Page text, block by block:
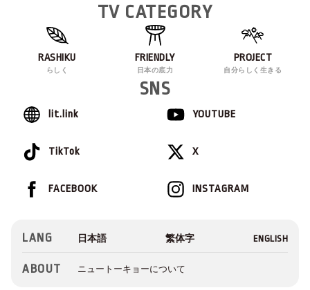
TV CATEGORY
RASHIKU
らしく
FRIENDLY
日本の底力
PROJECT
自分らしく生きる
SNS
lit.link YOUTUBE
TikTok X
INSTAGRAM
FACEBOOK
LANG
ABOUT ニュートーキョーについて